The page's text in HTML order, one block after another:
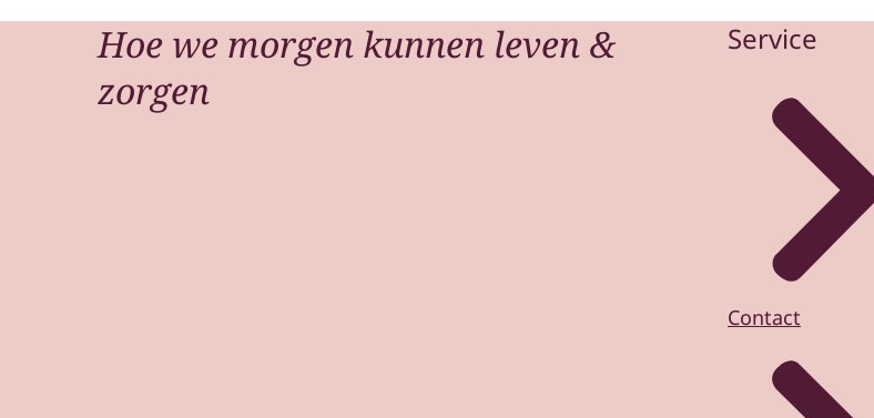
Hoe we morgen kunnen leven &
zorgen
Service
Contact